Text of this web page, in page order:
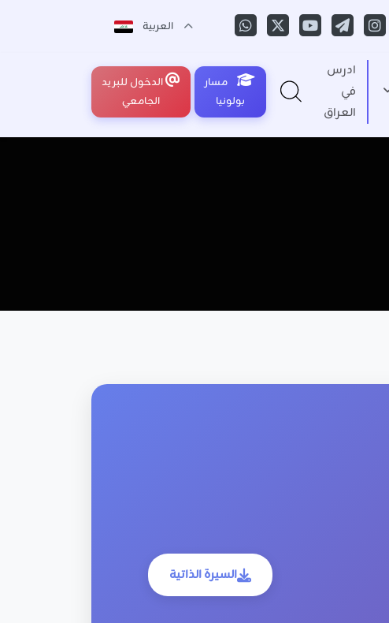
العربية
ادرس
في
العراق
مسار
بولونيا
الدخول للبريد
الجامعي
السيرة الذاتية